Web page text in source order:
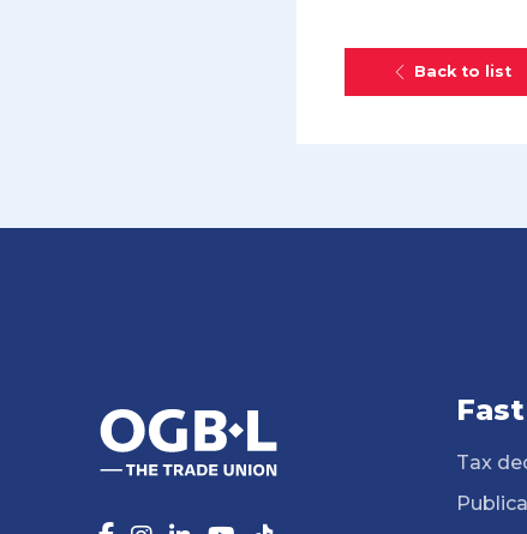
Back to list
Tax